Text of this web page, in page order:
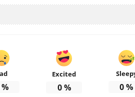
Excited
0% 0%